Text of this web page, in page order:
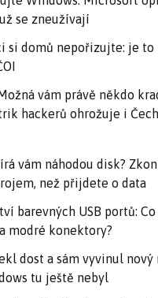
se zneužívají
si domů nepořizujte: je to
vám právě někdo
hackerů ohrožuje i
vám náhodou disk?
než přijdete o data
barevných USB portů:
modré konektory?
dost a sám vyvinul nový
tu ještě nebyl